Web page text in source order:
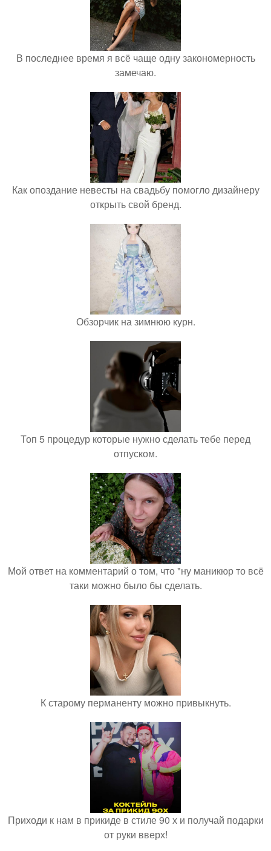
В последнее время я всё чаще одну закономерность
замечаю.
Как опоздание невесты на свадьбу помогло дизайнеру
открыть свой бренд.
Обзорчик на зимнюю курн.
Топ 5 процедур которые нужно сделать тебе перед
отпуском.
Мой ответ на комментарий о том, что "ну маникюр то всё
таки можно было бы сделать.
К старому перманенту можно привыкнуть.
Приходи к нам в прикиде в стиле 90 х и получай подарки
от руки вверх!